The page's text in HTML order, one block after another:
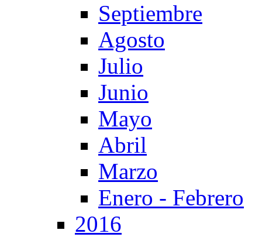
Septiembre
Agosto
Julio
Junio
Mayo
Abril
Marzo
Enero - Febrero
2016